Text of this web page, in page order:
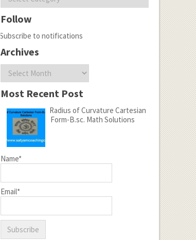
Follow
Subscribe to notifications
Archives
Archives
Most Recent Post
Radius of Curvature Cartesian
Form-B.sc. Math Solutions
Name*
Email*